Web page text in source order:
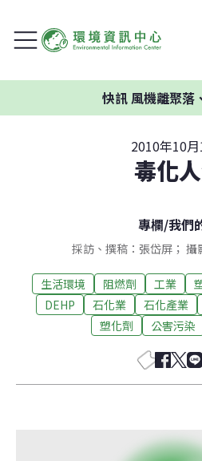
風機離聚落、學
2010年10
毒化
專欄/我們
採訪、撰稿：張岱屏； 攝
生活環境 阻燃劑 工業
DEHP
石化業 石化產業
塑化劑
公害污染